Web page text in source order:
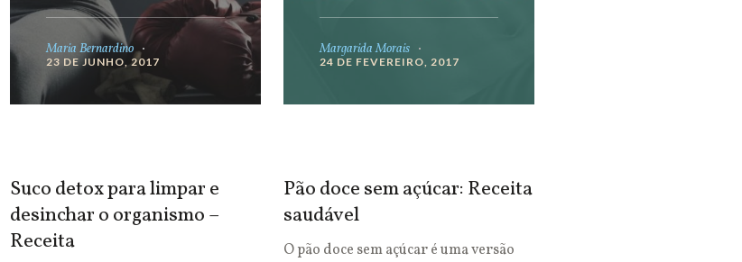
Maria Bernardino
23 DE JUNHO, 2017
Margarida Morais
24 DE FEVEREIRO, 2017
Suco detox para limpar e
desinchar o organismo –
Receita
Pão doce sem açúcar: Receita
saudável
O pão doce sem açúcar é uma versão